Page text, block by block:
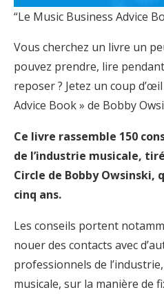
“Le Music Business Advice
Vous cherchez un livre un
pouvez prendre, lire
reposer ? Jetez un coup
Advice Book » de Bobby
Ce livre rassemble 150
de l’industrie musicale,
Circle de Bobby Owsinski,
cinq ans.
Les conseils portent
nouer des contacts avec
professionnels de
musicale, sur la manière de